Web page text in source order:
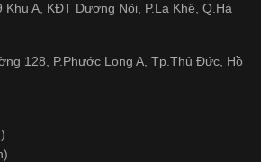
Khu A, KĐT Dương Nội, P.La Khê, Q.Hà
128, P.Phước Long A, Tp.Thủ Đức, Hồ